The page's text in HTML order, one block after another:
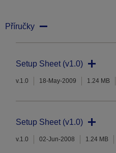
Příručky
Setup Sheet (v1.0)
v.1.0 18-May-2009 1.24 MB
Setup Sheet (v1.0)
v.1.0 02-Jun-2008 1.24 MB